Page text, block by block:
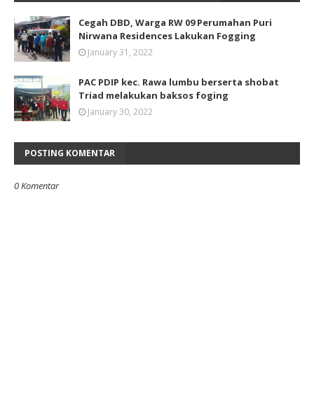
Cegah DBD, Warga RW 09 Perumahan Puri
Nirwana Residences Lakukan Fogging
January 31, 2022
PAC PDIP kec. Rawa lumbu berserta shobat
Triad melakukan baksos foging
January 30, 2022
POSTING KOMENTAR
0 Komentar